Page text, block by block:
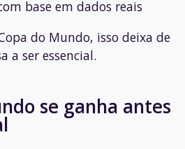
base em dados reais
do Mundo, isso deixa de
a ser essencial.
se ganha antes